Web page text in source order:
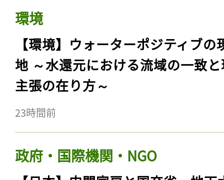
環境
【環境】ウォーターポジティブの
地 ～水還元における流域の一致
主張の在り方～
23時間前
政府・国際機関・NGO